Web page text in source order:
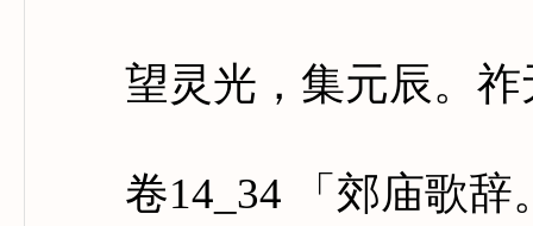
望灵光，集元辰。祚
卷14_34 「郊庙歌辞